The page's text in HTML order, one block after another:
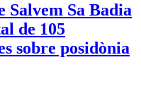
Salvem Sa Badia
de 105
sobre posidònia